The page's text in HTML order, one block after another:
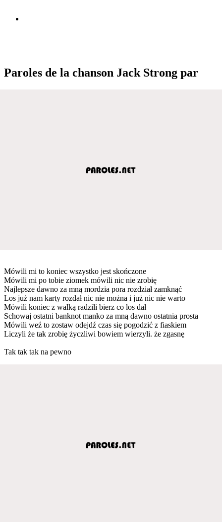
Paroles de la chanson Jack Strong par
Mówili mi to koniec wszystko jest skończone
Mówili mi po tobie ziomek mówili nic nie zrobię
Najlepsze dawno za mną mordzia pora rozdział zamknąć
Los już nam karty rozdał nic nie można i już nic nie warto
Mówili koniec z walką radzili bierz co los dał
Schowaj ostatni banknot manko za mną dawno ostatnia prosta
Mówili weź to zostaw odejdź czas się pogodzić z fiaskiem
Liczyli że tak zrobię życzliwi bowiem wierzyli. że zgasnę
Tak tak tak na pewno